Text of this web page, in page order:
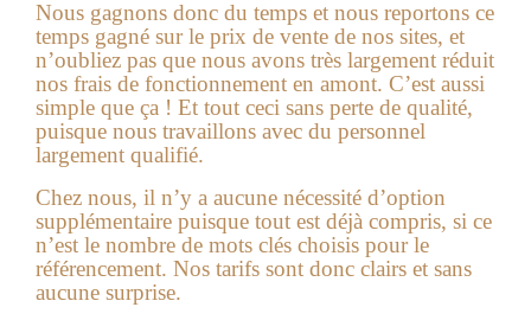
Nous gagnons donc du temps et nous reportons ce
temps gagné sur le prix de vente de nos sites, et
n’oubliez pas que nous avons très largement réduit
nos frais de fonctionnement en amont. C’est aussi
simple que ça ! Et tout ceci sans perte de qualité,
puisque nous travaillons avec du personnel
largement qualifié.
Chez nous, il n’y a aucune nécessité d’option
supplémentaire puisque tout est déjà compris, si ce
n’est le nombre de mots clés choisis pour le
référencement. Nos tarifs sont donc clairs et sans
aucune surprise.